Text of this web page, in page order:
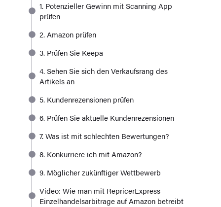
1. Potenzieller Gewinn mit Scanning App
prüfen
2. Amazon prüfen
3. Prüfen Sie Keepa
4. Sehen Sie sich den Verkaufsrang des
Artikels an
5. Kundenrezensionen prüfen
6. Prüfen Sie aktuelle Kundenrezensionen
7. Was ist mit schlechten Bewertungen?
8. Konkurriere ich mit Amazon?
9. Möglicher zukünftiger Wettbewerb
Video: Wie man mit RepricerExpress
Einzelhandelsarbitrage auf Amazon betreibt